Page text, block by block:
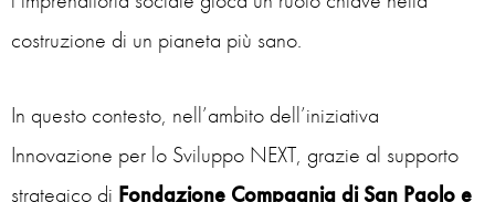
costruzione di un pianeta più sano.
In questo contesto, nell’ambito dell’iniziativa
Innovazione per lo Sviluppo NEXT, grazie al supporto
strategico di Fondazione Compagnia di San Paolo e